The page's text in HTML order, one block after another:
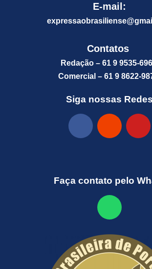
E-mail:
expressaobrasiliense@gm
Contatos
Redação – 61 9 9535-
Comercial – 61 9 8622-
Siga nossas Redes
Faça contato pelo